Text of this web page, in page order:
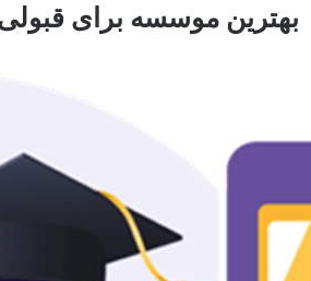
بهترین موسسه برای قبولی